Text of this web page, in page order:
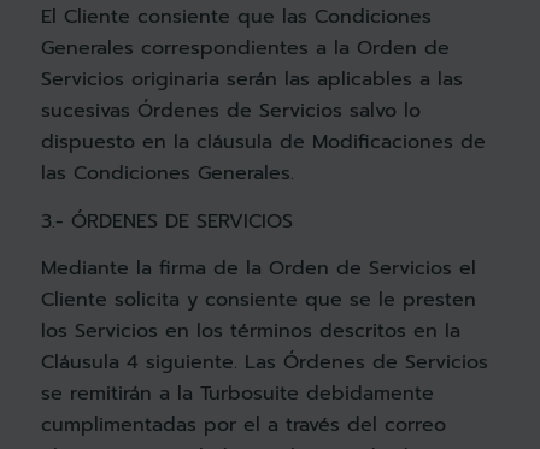
El Cliente consiente que las Condiciones
Generales correspondientes a la Orden de
Servicios originaria serán las aplicables a las
sucesivas Órdenes de Servicios salvo lo
dispuesto en la cláusula de Modificaciones de
las Condiciones Generales.
3.- ÓRDENES DE SERVICIOS
Mediante la firma de la Orden de Servicios el
Cliente solicita y consiente que se le presten
los Servicios en los términos descritos en la
Cláusula 4 siguiente. Las Órdenes de Servicios
se remitirán a la Turbosuite debidamente
cumplimentadas por el a través del correo